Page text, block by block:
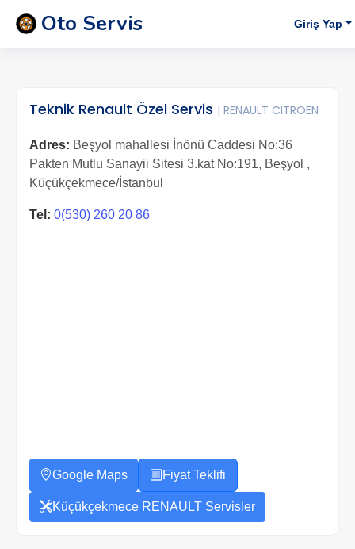
Oto Servis Giriş Yap
Teknik Renault Özel Servis | RENAULT CITROEN
Adres: Beşyol mahallesi İnönü Caddesi No:36
Pakten Mutlu Sanayii Sitesi 3.kat No:191, Beşyol ,
Küçükçekmece/İstanbul
Tel: 0(530) 260 20 86
Google Maps Fiyat Teklifi
Küçükçekmece RENAULT Servisler